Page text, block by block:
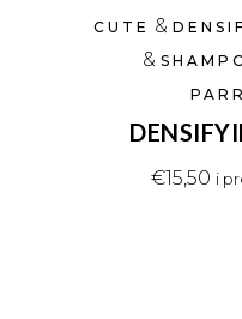
CUTE &
&
€15,50 i